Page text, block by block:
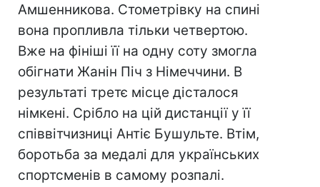
Амшенникова. Стометрівку на спині
вона пропливла тільки четвертою.
Вже на фініші її на одну соту змогла
обігнати Жанін Піч з Німеччини. В
результаті третє місце дісталося
німкені. Срібло на цій дистанції у її
співвітчизниці Антіє Бушульте. Втім,
боротьба за медалі для українських
спортсменів в самому розпалі.